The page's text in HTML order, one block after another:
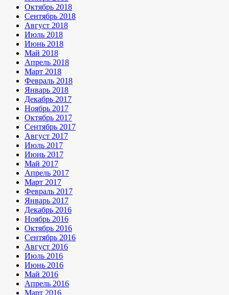
Октябрь 2018
Сентябрь 2018
Август 2018
Июль 2018
Июнь 2018
Май 2018
Апрель 2018
Март 2018
Февраль 2018
Январь 2018
Декабрь 2017
Ноябрь 2017
Октябрь 2017
Сентябрь 2017
Август 2017
Июль 2017
Июнь 2017
Май 2017
Апрель 2017
Март 2017
Февраль 2017
Январь 2017
Декабрь 2016
Ноябрь 2016
Октябрь 2016
Сентябрь 2016
Август 2016
Июль 2016
Июнь 2016
Май 2016
Апрель 2016
Март 2016